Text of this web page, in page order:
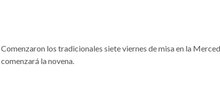
Comenzaron los tradicionales siete viernes de misa en la
comenzará la novena.